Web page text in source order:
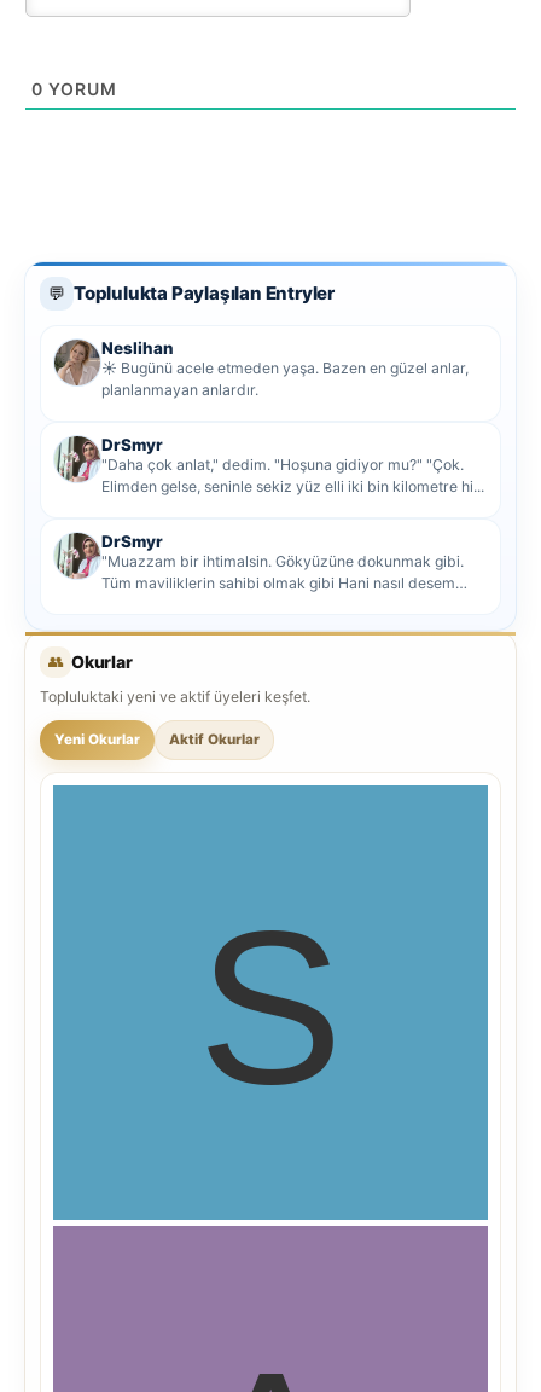
0 YORUM
💬 Toplulukta Paylaşılan Entryler
Neslihan
☀️ Bugünü acele etmeden yaşa. Bazen en güzel anlar,
planlanmayan anlardır.
DrSmyr
"Daha çok anlat," dedim. "Hoşuna gidiyor mu?" "Çok.
Elimden gelse, seninle sekiz yüz elli iki bin kilometre hi...
DrSmyr
"Muazzam bir ihtimalsin. Gökyüzüne dokunmak gibi.
Tüm maviliklerin sahibi olmak gibi Hani nasıl desem
👥 Okurlar
Topluluktaki yeni ve aktif üyeleri keşfet.
Yeni Okurlar Aktif Okurlar